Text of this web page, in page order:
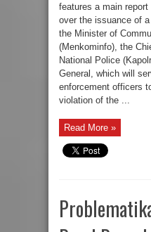
features a main
over the issuance of
the Minister of
(Menkominfo), the
National Police
General, which will
enforcement officers
violation of the ...
Read More »